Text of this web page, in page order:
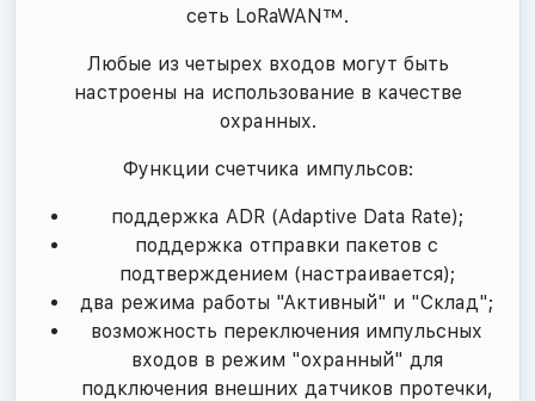
сеть LoRaWAN™.
Любые из четырех входов могут быть
настроены на использование в качестве
охранных.
Функции счетчика импульсов:
поддержка ADR (Adaptive Data Rate);
поддержка отправки пакетов с
подтверждением (настраивается);
два режима работы "Активный" и "Склад";
возможность переключения импульсных
входов в режим "охранный" для
подключения внешних датчиков протечки,